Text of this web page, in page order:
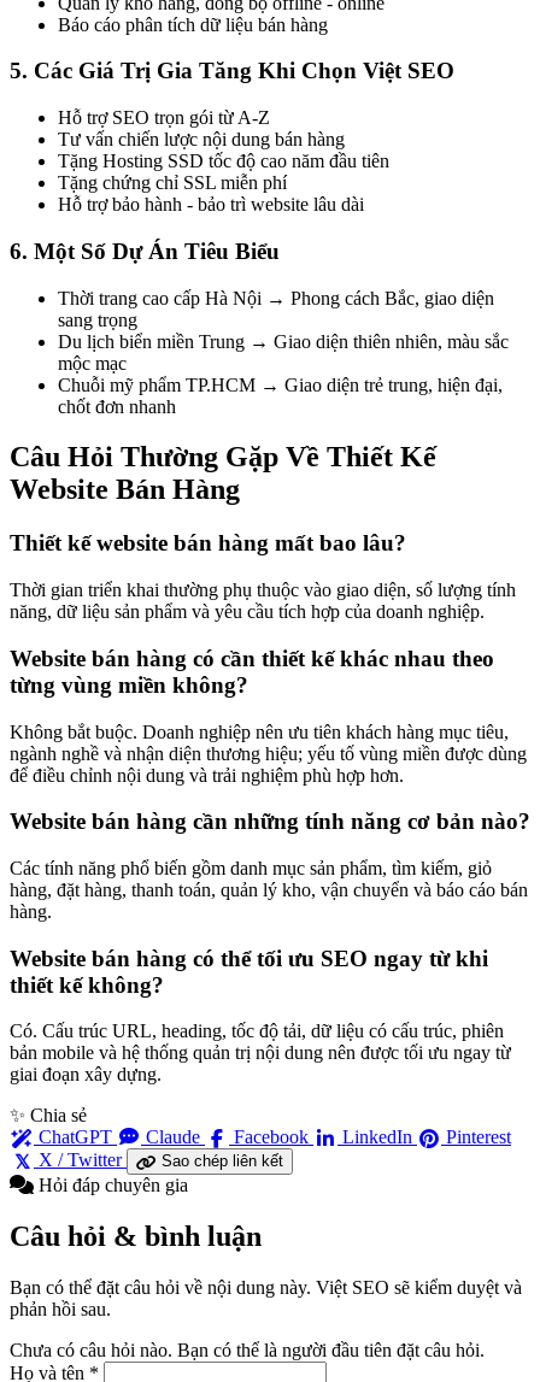
Báo cáo phân tích dữ liệu bán hàng
5. Các Giá Trị Gia Tăng Khi Chọn Việt SEO
Hỗ trợ SEO trọn gói từ A-Z
Tư vấn chiến lược nội dung bán hàng
Tặng Hosting SSD tốc độ cao năm đầu tiên
Tặng chứng chỉ SSL miễn phí
Hỗ trợ bảo hành - bảo trì website lâu dài
6. Một Số Dự Án Tiêu Biểu
Thời trang cao cấp Hà Nội → Phong cách Bắc, giao diện
sang trọng
Du lịch biển miền Trung → Giao diện thiên nhiên, màu sắc
mộc mạc
Chuỗi mỹ phẩm TP.HCM → Giao diện trẻ trung, hiện đại,
chốt đơn nhanh
Câu Hỏi Thường Gặp Về Thiết Kế
Website Bán Hàng
Thiết kế website bán hàng mất bao lâu?
Thời gian triển khai thường phụ thuộc vào giao diện, số lượng tính
năng, dữ liệu sản phẩm và yêu cầu tích hợp của doanh nghiệp.
Website bán hàng có cần thiết kế khác nhau theo
từng vùng miền không?
Không bắt buộc. Doanh nghiệp nên ưu tiên khách hàng mục tiêu,
ngành nghề và nhận diện thương hiệu; yếu tố vùng miền được dùng
để điều chỉnh nội dung và trải nghiệm phù hợp hơn.
Website bán hàng cần những tính năng cơ bản nào?
Các tính năng phổ biến gồm danh mục sản phẩm, tìm kiếm, giỏ
hàng, đặt hàng, thanh toán, quản lý kho, vận chuyển và báo cáo bán
hàng.
Website bán hàng có thể tối ưu SEO ngay từ khi
thiết kế không?
Có. Cấu trúc URL, heading, tốc độ tải, dữ liệu có cấu trúc, phiên
bản mobile và hệ thống quản trị nội dung nên được tối ưu ngay từ
giai đoạn xây dựng.
✨ Chia sẻ
ChatGPT
Claude Facebook LinkedIn
Pinterest
X / Twitter
Sao chép liên kết
Hỏi đáp chuyên gia
Câu hỏi & bình luận
Bạn có thể đặt câu hỏi về nội dung này. Việt SEO sẽ kiểm duyệt và
phản hồi sau.
Chưa có câu hỏi nào. Bạn có thể là người đầu tiên đặt câu hỏi.
Họ và tên *